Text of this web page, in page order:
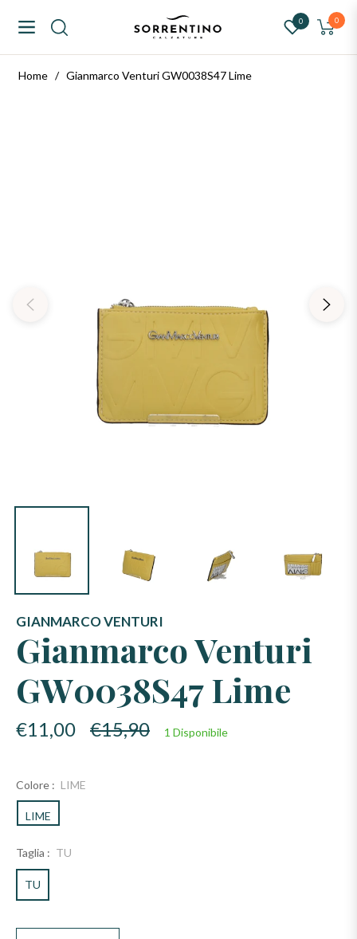
Navigation Calzature 0
Carrello
0
Home / Gianmarco Venturi GW0038S47 Lime
GIANMARCO VENTURI
Gianmarco Venturi
GW0038S47 Lime
€11,00
Prezzo
di
€15,90 1 Disponibile
Colore : LIME
LIME
Taglia : TU
TU